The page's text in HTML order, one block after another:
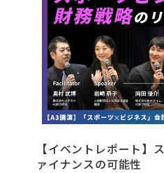
【イベントレポート
ァイナンスの可能性